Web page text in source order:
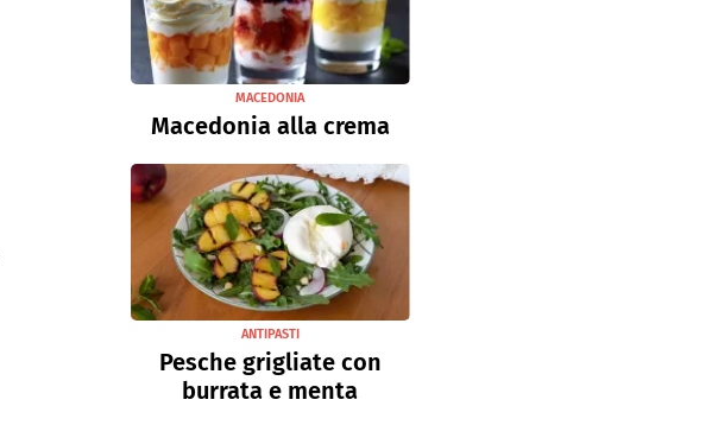
MACEDONIA
Macedonia alla crema
ANTIPASTI
Pesche grigliate con
burrata e menta